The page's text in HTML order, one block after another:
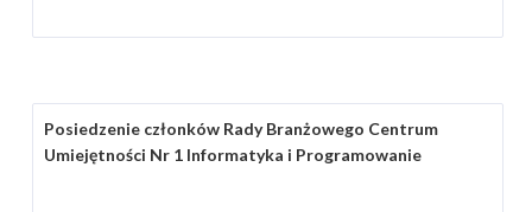
Posiedzenie członków Rady Branżowego Centrum
Umiejętności Nr 1 Informatyka i Programowanie